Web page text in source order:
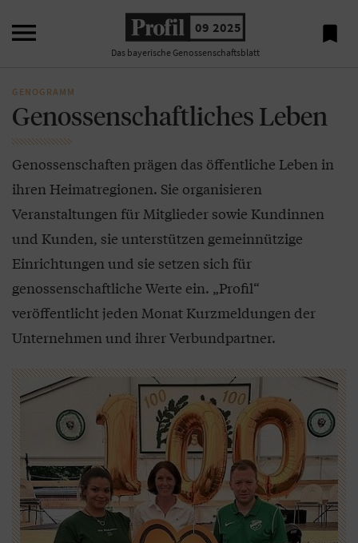
 09 2025
Das bayerische Genossenschaftsblatt

GENOGRAMM
Genossenschaftliches Leben
Genossenschaften prägen das öffentliche Leben in
ihren Heimatregionen. Sie organisieren
Veranstaltungen für Mitglieder sowie Kundinnen
und Kunden, sie unterstützen gemeinnützige
Einrichtungen und sie setzen sich für
genossenschaftliche Werte ein. „Profil“
veröffentlicht jeden Monat Kurzmeldungen der
Unternehmen und ihrer Verbundpartner.